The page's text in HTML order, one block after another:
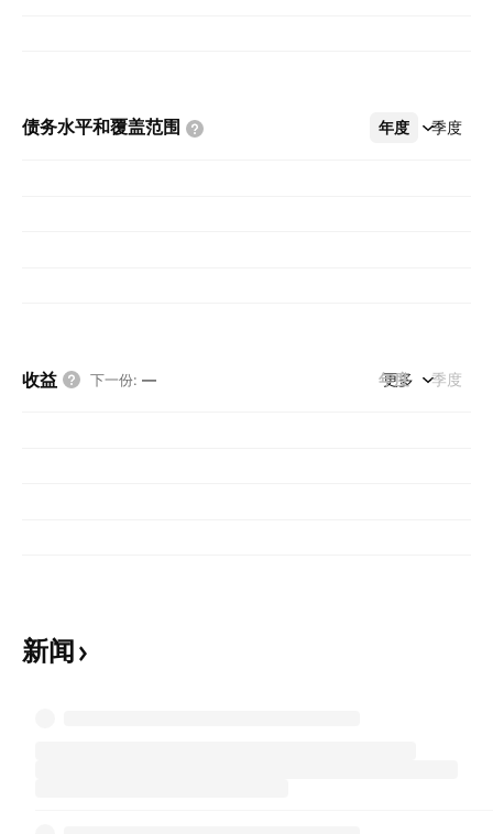
债务水平和覆盖范围 年度 季度
更多
收益 下一份: — 年度 季度
更多
新闻